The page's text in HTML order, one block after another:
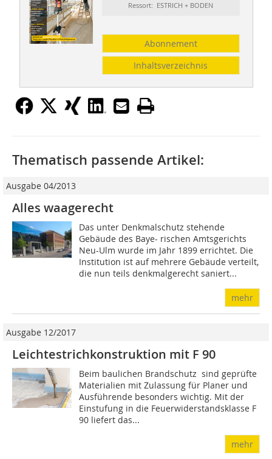
Ressort: ESTRICH + BODEN
Abonnement
Inhaltsverzeichnis
Thematisch passende Artikel:
Ausgabe 04/2013
Alles waagerecht
Das unter Denkmalschutz stehende
Gebäude des Baye- rischen Amtsgerichts
Neu-Ulm wurde im Jahr 1899 errichtet. Die
Institution ist auf mehrere Gebäude verteilt,
die nun teils denkmalgerecht saniert...
mehr
Ausgabe 12/2017
Leichtestrichkonstruktion mit F 90
Beim baulichen Brandschutz sind geprüfte
Materialien mit Zulassung für Planer und
Ausführende beson­ders wichtig. Mit der
Einstufung in die Feuerwider­stands­klasse F
90 liefert das...
mehr